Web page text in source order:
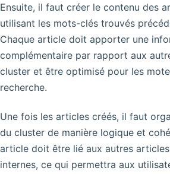
Ensuite, il faut créer le contenu des
utilisant les mots-clés trouvés
Chaque article doit apporter une
complémentaire par rapport aux
cluster et être optimisé pour les
recherche.
Une fois les articles créés, il faut
du cluster de manière logique et
article doit être lié aux autres
internes, ce qui permettra aux